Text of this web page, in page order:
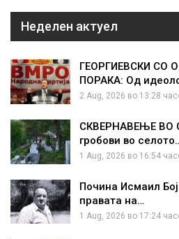
Неделен актуел
ГЕОРГИЕВСКИ СО
ПОРАКА: Од
2 Aug, 2026 во 13:28
СКВЕРНАВЕЊЕ ВО
гробови во
1 Aug, 2026 во 16:54
Почина Исмаил
правата на…
1 Aug, 2026 во 17:24